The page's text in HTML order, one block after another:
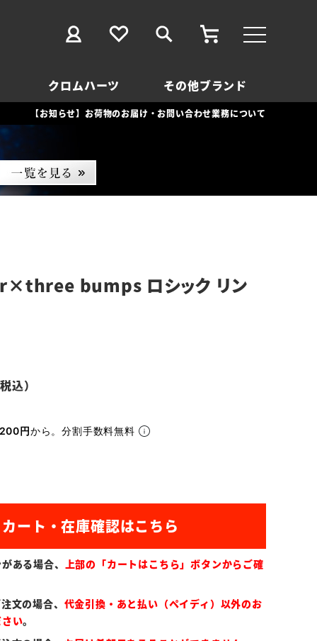
クロムハーツ その他ブランド
【お知らせ】お荷物のお届け・お問い合わせ業務について
bumps ロシック リン
円から。分割手数料無料
ある場合、 上部の「カートはこちら」ボタンからご確
文の場合、 代金引換・あと払い（ペイディ）以外のお
い。